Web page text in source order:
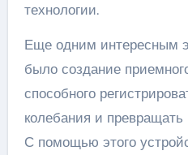
технологии.
Еще одним интересным
было создание
способного
колебания и
С помощью этого